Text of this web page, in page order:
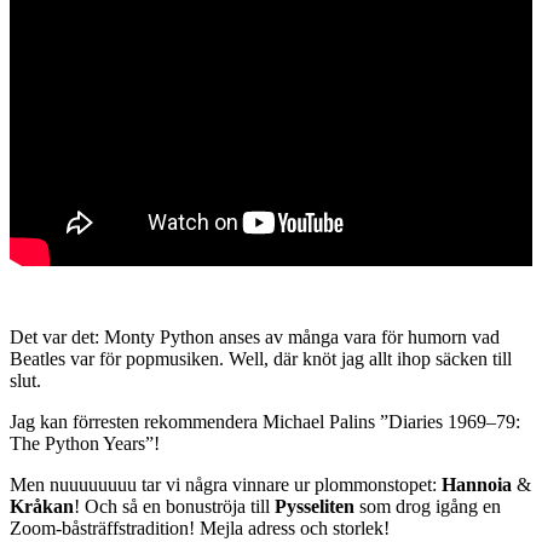
Det var det: Monty Python anses av många vara för humorn vad
Beatles var för popmusiken. Well, där knöt jag allt ihop säcken till
slut.
Jag kan förresten rekommendera Michael Palins ”Diaries 1969–79:
The Python Years”!
Men nuuuuuuuu tar vi några vinnare ur plommonstopet: Hannoia &
Kråkan! Och så en bonuströja till Pysseliten som drog igång en
Zoom-båsträffstradition! Mejla adress och storlek!